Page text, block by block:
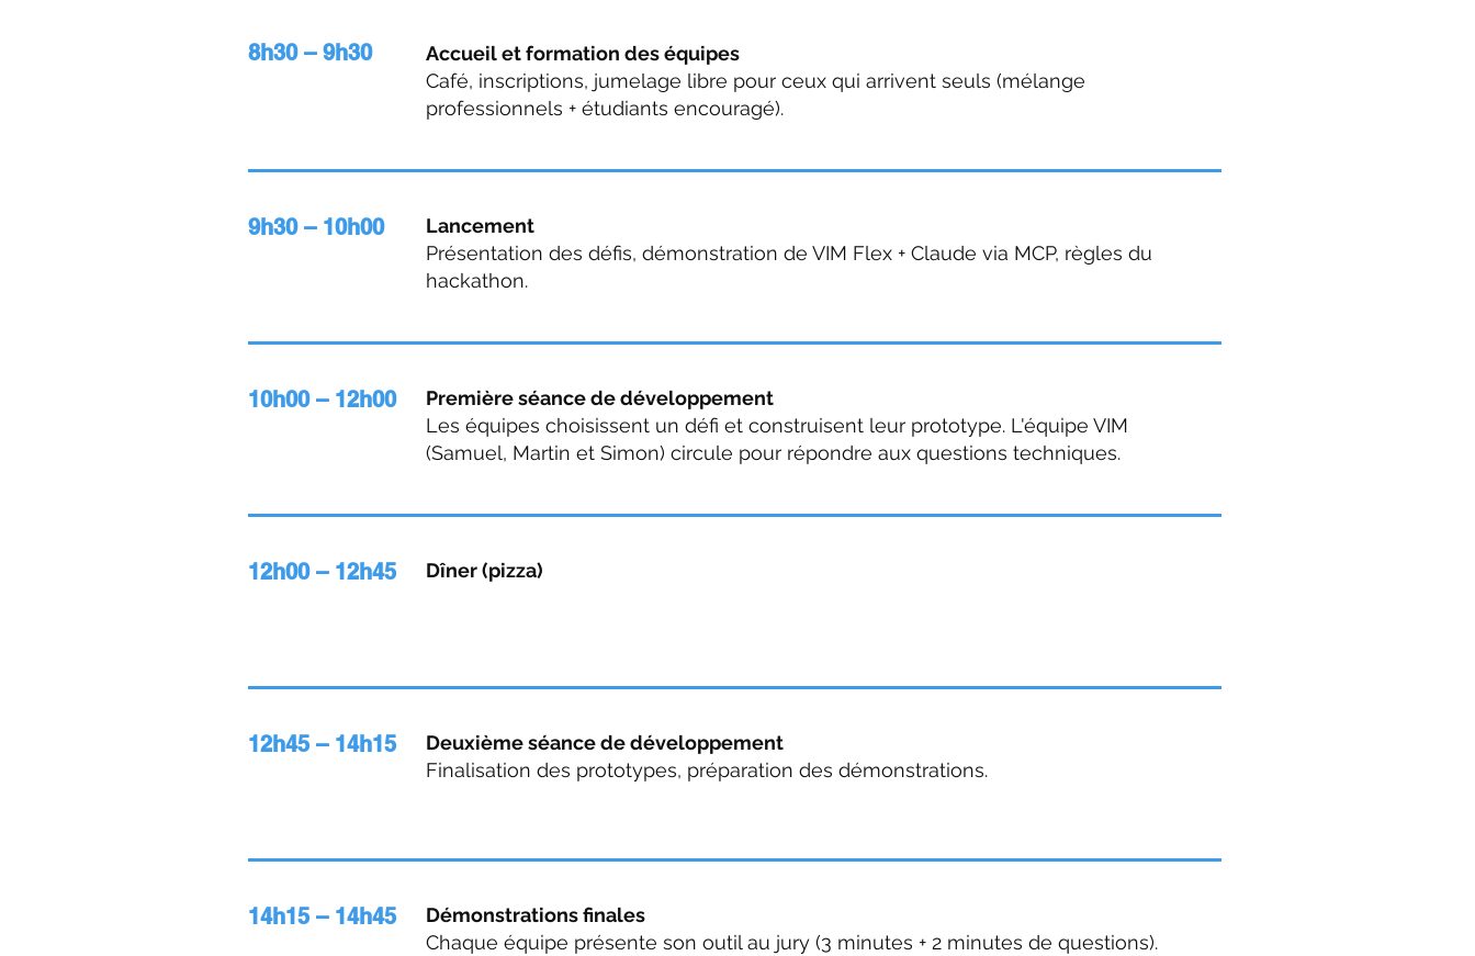
8h30 – 9h30
Accueil et formation des équipes
Café, inscriptions, jumelage libre pour ceux qui arrivent seuls (mélange
professionnels + étudiants encouragé).
9h30 – 10h00
Lancement
Présentation des défis, démonstration de VIM Flex + Claude via MCP, règles du
hackathon.
10h00 – 12h00
Première séance de développement
Les équipes choisissent un défi et construisent leur prototype. L'équipe VIM
(Samuel, Martin et Simon) circule pour répondre aux questions techniques.
12h00 – 12h45 Dîner (pizza)
12h45 – 14h15
Deuxième séance de développement
Finalisation des prototypes, préparation des démonstrations.
14h15 – 14h45
Démonstrations finales
Chaque équipe présente son outil au jury (3 minutes + 2 minutes de questions).